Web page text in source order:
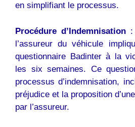
en simplifiant le processus.
Procédure d’Indemnisation:
l’assureur du véhicule
questionnaire Badinter à la
les six semaines. Ce
processus d’indemnisation,
préjudice et la proposition
par l’assureur.